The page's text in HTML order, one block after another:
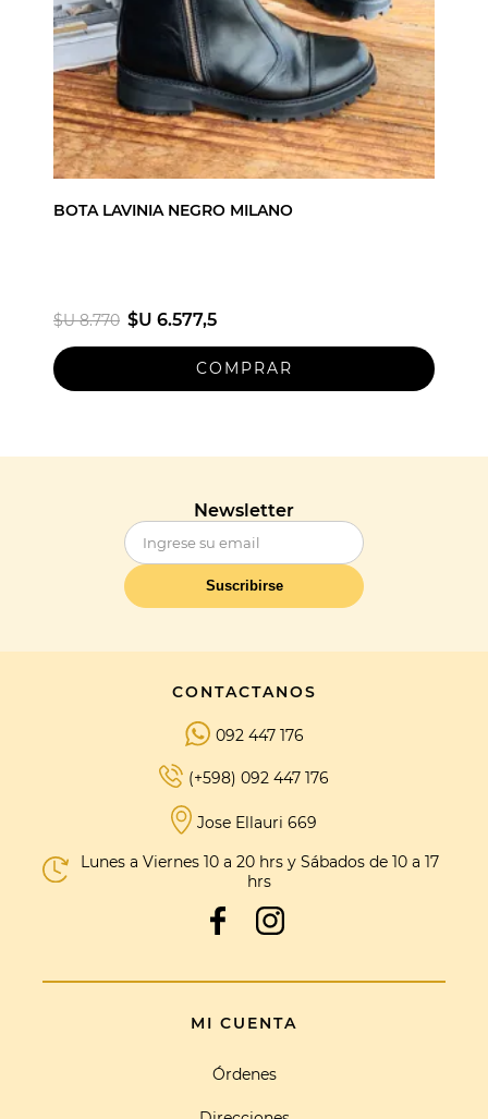
BOTA LAVINIA NEGRO MILANO
$U 8.770 $U 6.577,5
Newsletter
Suscribirse
CONTACTANOS
092 447 176
(+598) 092 447 176
Jose Ellauri 669
Lunes a Viernes 10 a 20 hrs y Sábados de 10 a 17
hrs
MI CUENTA
Órdenes